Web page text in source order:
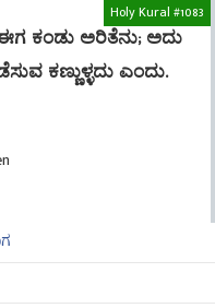
Holy Kural #1083
ಕಂಡು ಅರಿತೆನು; ಅದು
ಕಣ್ಣುಳ್ಳದು ಎಂದು.